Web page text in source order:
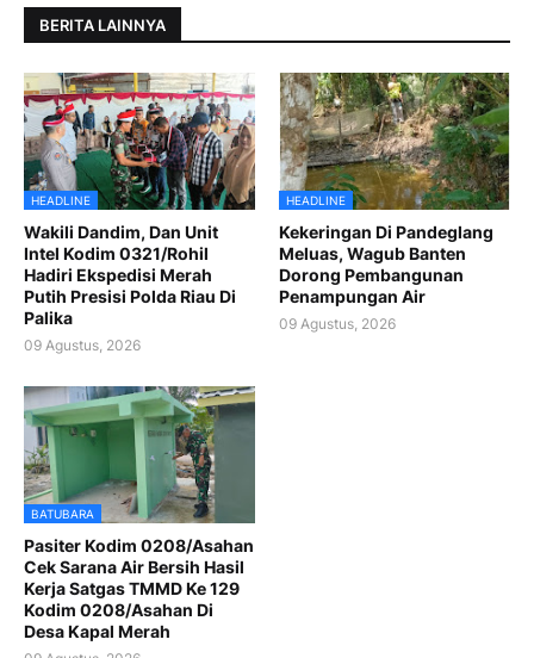
BERITA LAINNYA
HEADLINE
Wakili Dandim, Dan Unit
Intel Kodim 0321/Rohil
Hadiri Ekspedisi Merah
Putih Presisi Polda Riau Di
Palika
09 Agustus, 2026
HEADLINE
Kekeringan Di Pandeglang
Meluas, Wagub Banten
Dorong Pembangunan
Penampungan Air
09 Agustus, 2026
BATUBARA
Pasiter Kodim 0208/Asahan
Cek Sarana Air Bersih Hasil
Kerja Satgas TMMD Ke 129
Kodim 0208/Asahan Di
Desa Kapal Merah